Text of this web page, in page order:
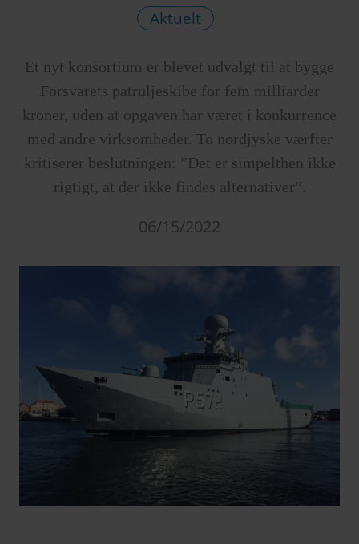
Aktuelt
Et nyt konsortium er blevet udvalgt til at bygge
Forsvarets patruljeskibe for fem milliarder
kroner, uden at opgaven har været i konkurrence
med andre virksomheder. To nordjyske værfter
kritiserer beslutningen: ”Det er simpelthen ikke
rigtigt, at der ikke findes alternativer”.
06/15/2022